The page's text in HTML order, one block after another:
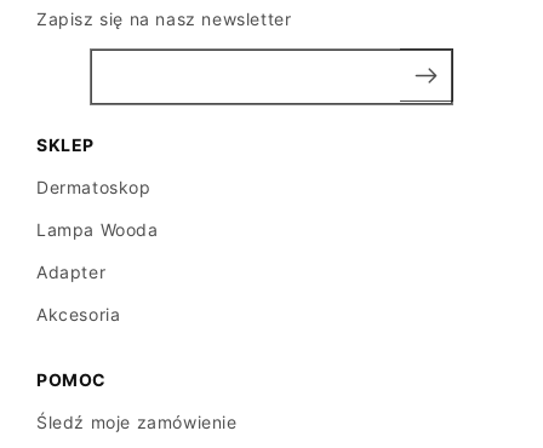
Zapisz się na nasz newsletter
SKLEP
Dermatoskop
Lampa Wooda
Adapter
Akcesoria
POMOC
Śledź moje zamówienie